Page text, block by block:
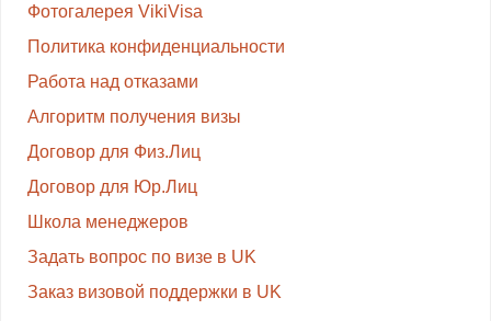
Фотогалерея VikiVisa
Политика конфиденциальности
Работа над отказами
Алгоритм получения визы
Договор для Физ.Лиц
Договор для Юр.Лиц
Школа менеджеров
Задать вопрос по визе в UK
Заказ визовой поддержки в UK